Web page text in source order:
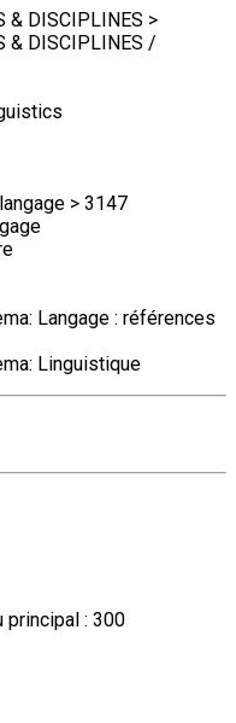
& DISCIPLINES >
& DISCIPLINES /
> 3147
Langage : références
Linguistique
principal : 300